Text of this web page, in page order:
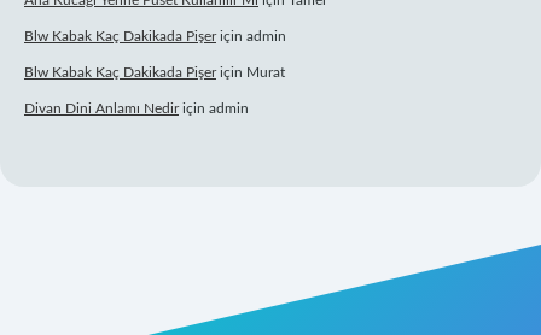
Blw Kabak Kaç Dakikada Pişeriçin admin
Blw Kabak Kaç Dakikada Pişeriçin Murat
Divan Dini Anlamı Nediriçin admin